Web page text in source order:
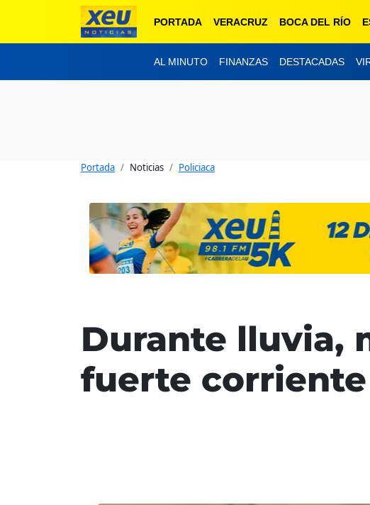
PORTADA VERACRUZ BOCA DEL RÍO
AL MINUTO FINANZAS DESTACADAS
Portada Noticias Policiaca
Durante lluvia,
fuerte corriente